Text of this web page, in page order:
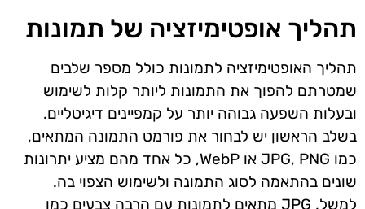
תהליך אופטימיזציה של תמונות
תהליך האופטימיזציה לתמונות כולל מספר שלבים
שמטרתם להפוך את התמונות ליותר קלות לשימוש
ובעלות השפעה גבוהה יותר על קמפיינים דיגיטליים.
בשלב הראשון יש לבחור את פורמט התמונה המתאים,
כמו JPG, PNG או WebP, כל אחד מהם מציע יתרונות
שונים בהתאמה לסוג התמונה ולשימוש הצפוי בה.
למשל, JPG מתאים לתמונות עם הרבה צבעים כמו